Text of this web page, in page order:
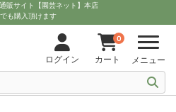
販サイト【園芸ネット】本店
も購入頂けます
ログイン
0
カート メニュー